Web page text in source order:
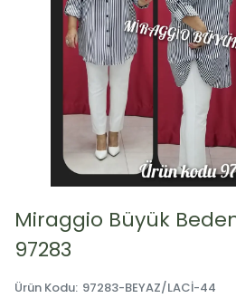
Miraggio Büyük
97283
Ürün Kodu: 97283-BEYAZ/LACİ-44